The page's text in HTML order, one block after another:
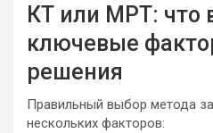
КТ или МРТ: что
ключевые
решения
Правильный выбор метода
нескольких факторов: